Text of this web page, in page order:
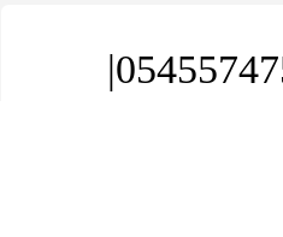
سباك في عجمان |0545574752|